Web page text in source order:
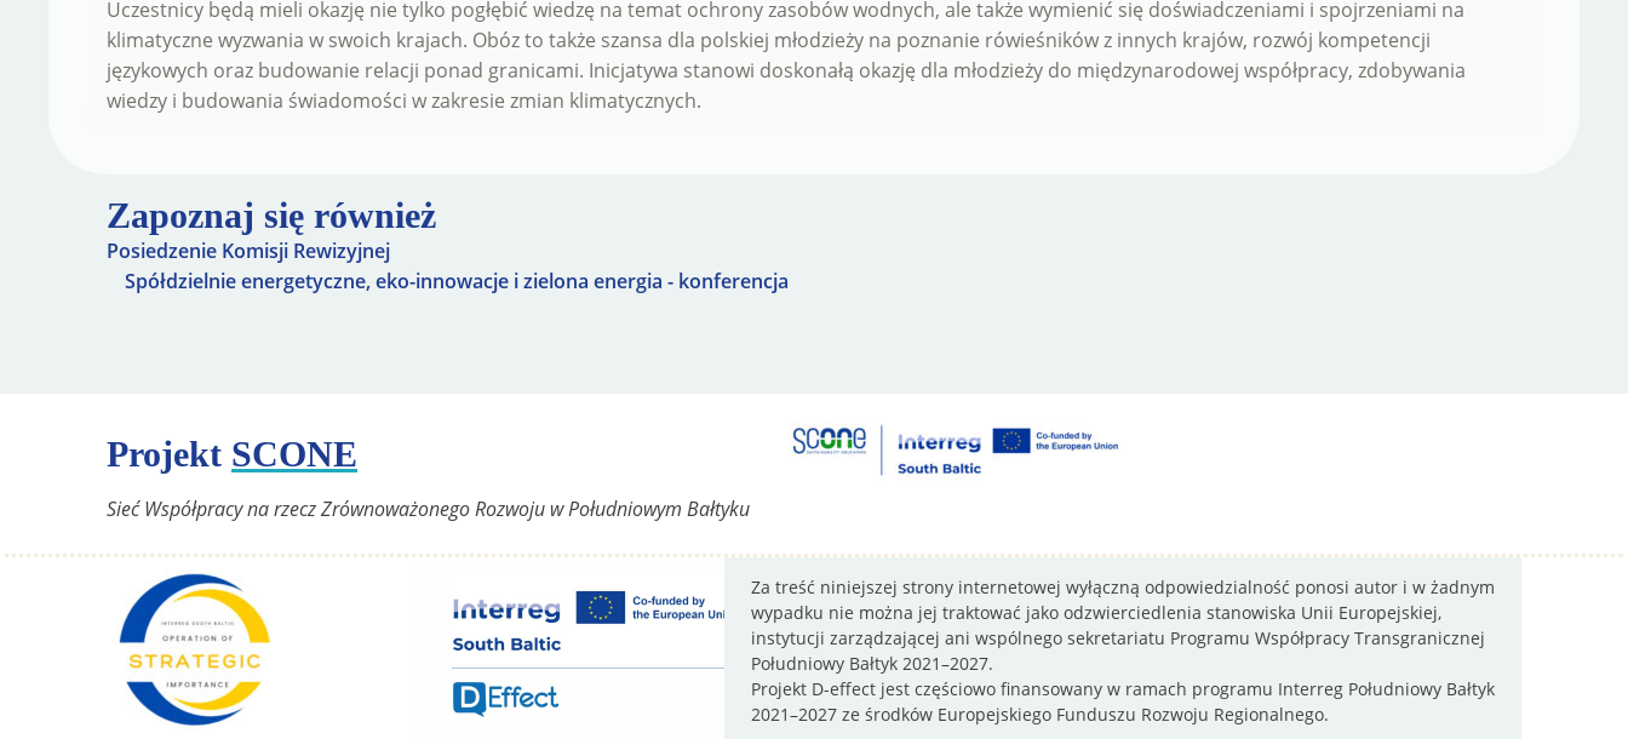
Uczestnicy będą mieli okazję nie tylko pogłębić wiedzę na temat ochrony zasobów wodnych, ale także wymienić się doświadczeniami i spojrzeniami na
klimatyczne wyzwania w swoich krajach. Obóz to także szansa dla polskiej młodzieży na poznanie rówieśników z innych krajów, rozwój kompetencji
językowych oraz budowanie relacji ponad granicami. Inicjatywa stanowi doskonałą okazję dla młodzieży do międzynarodowej współpracy, zdobywania
wiedzy i budowania świadomości w zakresie zmian klimatycznych.
Zapoznaj się również
Posiedzenie Komisji Rewizyjnej
Spółdzielnie energetyczne, eko-innowacje i zielona energia - konferencja
Projekt SCONE
Sieć Współpracy na rzecz Zrównoważonego Rozwoju w Południowym Bałtyku
Za treść niniejszej strony internetowej wyłączną odpowiedzialność ponosi autor i w żadnym
wypadku nie można jej traktować jako odzwierciedlenia stanowiska Unii Europejskiej,
instytucji zarządzającej ani wspólnego sekretariatu Programu Współpracy Transgranicznej
Południowy Bałtyk 2021–2027.
Projekt D-effect jest częściowo finansowany w ramach programu Interreg Południowy Bałtyk
2021–2027 ze środków Europejskiego Funduszu Rozwoju Regionalnego.